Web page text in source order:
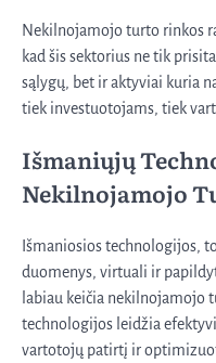
Nekilnojamojo turto rinkos
kad šis sektorius ne tik
sąlygų, bet ir aktyviai kuria
tiek investuotojams, tiek
Išmaniųjų
Nekilnojamojo
Išmaniosios technologijos,
duomenys, virtuali ir
labiau keičia nekilnojamojo
technologijos leidžia
vartotojų patirtį ir